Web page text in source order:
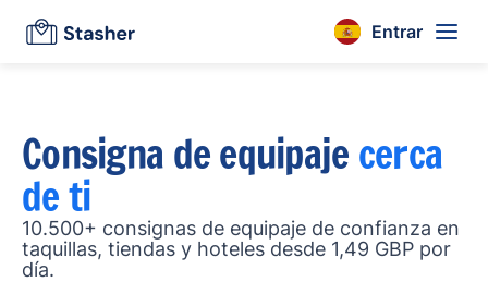
Entrar
Consigna de equipajecerca
de ti
10.500+ consignas de equipaje de confianza en
taquillas, tiendas y hoteles desde 1,49 GBP por
día.